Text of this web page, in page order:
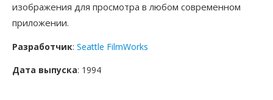
изображения для просмотра в любом современном
приложении.
Разработчик: Seattle FilmWorks
Дата выпуска: 1994